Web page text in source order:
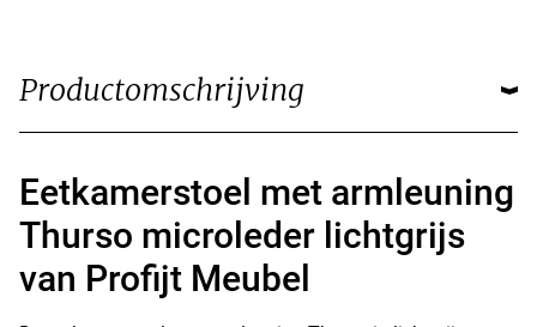
Productomschrijving
Eetkamerstoel met armleuning
Thurso microleder lichtgrijs
van Profijt Meubel